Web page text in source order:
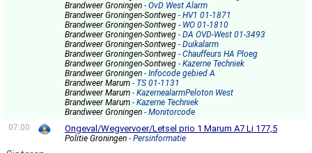
Brandweer Groningen - OvD West Alarm
Brandweer Groningen-Sontweg - HV1 01-1871
Brandweer Groningen-Sontweg - WO 01-1810
Brandweer Groningen-Sontweg - DA OVD-West 01-3493
Brandweer Groningen-Sontweg - Duikalarm
Brandweer Groningen-Sontweg - Chauffeurs HA Ploeg
Brandweer Groningen-Sontweg - Kazerne Techniek
Brandweer Groningen - Infocode gebied A
Brandweer Marum - TS 01-1131
Brandweer Marum - KazernealarmPeloton West
Brandweer Marum - Kazerne Techniek
Brandweer Groningen - Monitorcode
07:00
Ongeval/Wegvervoer/Letsel prio 1 Marum A7 Li 177,5
Politie Groningen - Persinformatie